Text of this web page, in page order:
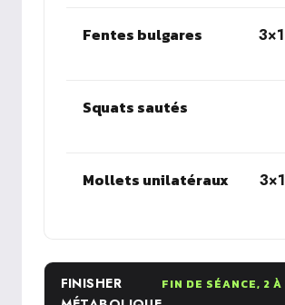
Fentes bulgares
Squats sautés
Mollets unilatéraux
FINISHER
FIN DE SÉANCE, 2